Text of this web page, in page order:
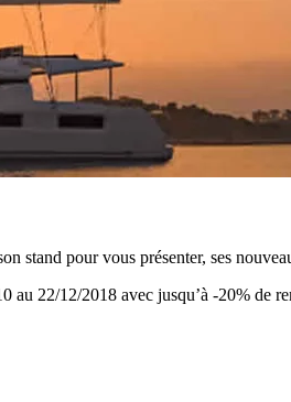
stand pour vous présenter, ses
au 22/12/2018 avec jusqu’à -20% de